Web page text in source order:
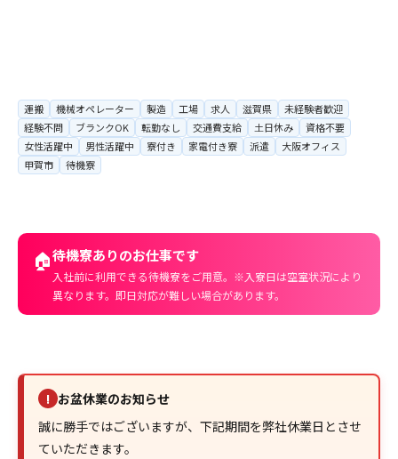
運搬 機械オペレーター 製造 工場 求人 滋賀県
未経験者歓迎
経験不問
ブランクOK 転勤なし 交通費支給 土日休み
資格不要
女性活躍中
男性活躍中 寮付き 家電付き寮 派遣
大阪オフィス
甲賀市
待機寮
🏠待機寮ありのお仕事です
入社前に利用できる待機寮をご用意。※入寮日は空室状況により
異なります。即日対応が難しい場合があります。
! お盆休業のお知らせ
誠に勝手ではございますが、下記期間を弊社休業日とさせ
ていただきます。